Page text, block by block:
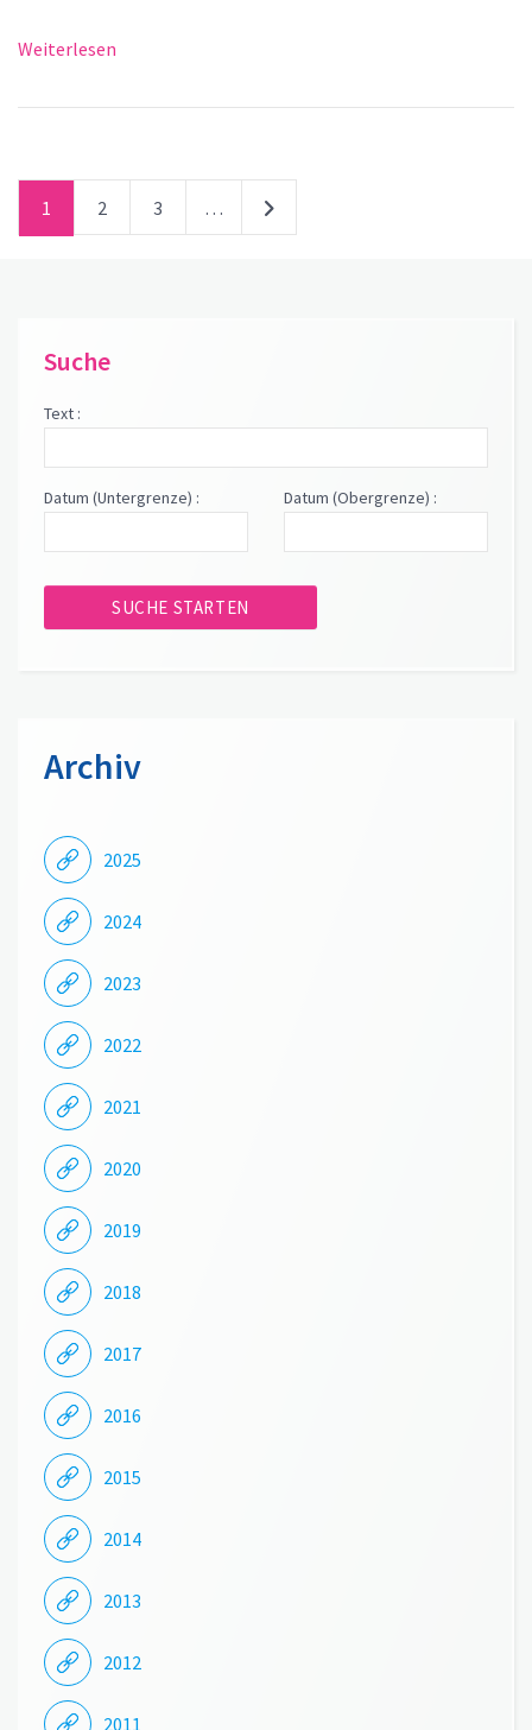
Weiterlesen
1 2 3 …
Suche
Text :
Datum (Untergrenze) : Datum (Obergrenze) :
Archiv
2025
2024
2023
2022
2021
2020
2019
2018
2017
2016
2015
2014
2013
2012
2011